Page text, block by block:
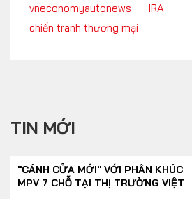
vneconomyautonews
IRA
chiến tranh thương mại
TIN MỚI
"CÁNH CỬA MỚI" VỚI PHÂN KHÚC
MPV 7 CHỖ TẠI THỊ TRƯỜNG VIỆT